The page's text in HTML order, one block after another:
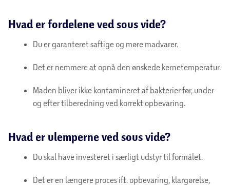
Hvad er fordelene ved sous vide?
Du er garanteret saftige og møre madvarer.
Det er nemmere at opnå den ønskede kernetemperatur.
Maden bliver ikke kontamineret af bakterier før, under
og efter tilberedning ved korrekt opbevaring.
Hvad er ulemperne ved sous vide?
Du skal have investeret i særligt udstyr til formålet.
Det er en længere proces ift. opbevaring, klargørelse,